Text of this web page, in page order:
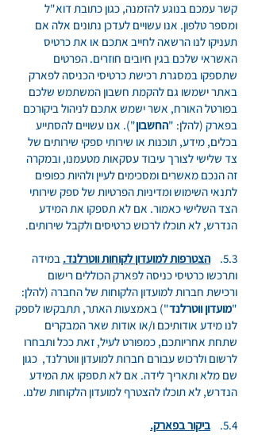
קשר עמכם בנוגע להזמנה, כגון כתובת דוא"ל
ומספר טלפון. אנו עשויים לעדכן נתונים אלה אם
תעניקו לנו הרשאה לחייב אתכם או את כרטיס
האשראי שלכם בגין חיובים חוזרים. הפרטים
שתספקו במסגרת רכישת כרטיסי הכניסה לפארק
באתר ישמשו גם להקמת חשבון המשתמש שלכם
בפורטל האורח, אשר ישמש אתכם לניהול ביקורכם
בפארק (להלן: "החשבון"). אנו עשויים להסתייע
בכלים, מידע, תוכנות או שירותי ספקי שירותים של
צד שלישי לצורך עיבוד עסקאות מטעמנו, ובמקרה
זה הנכם מאשרים ומסכימים לעיין ולהיות כפופים
לתנאי השימוש ומדיניות הפרטיות של ספק שירותי
הצד השלישי כאמור. אם לא תספקו את המידע
הנדרש, לא תוכלו לרכוש כרטיסים ולקבל שירותים.
5.3. הצטרפות למועדון לקוחות ווטרלנד. במידה
ותרכשו כרטיסי כניסה לפארק הכוללים רישום
ורכישת חברות למועדון הלקוחות של החברה (להלן:
"מועדון ווטרלנד") באמצעות האתר, תתבקשו לספק
לנו מידע אודותיכם ו/או אודות שאר המבקרים
שתחת אחריותכם, כמפורט לעיל, זאת ככל ותבחרו
לרשום ולרכוש עבורם חברות למועדון ווטרלנד, כגון
שם מלא ותאריך לידה. אם לא תספקו את המידע
הנדרש, לא תוכלו להצטרף למועדון הלקוחות שלנו.
5.4.
ביקור בפארק.